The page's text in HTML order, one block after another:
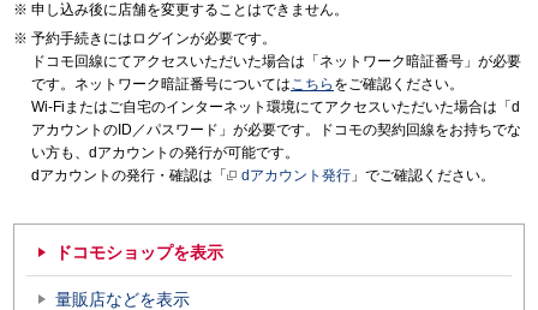
申し込み後に店舗を変更することはできません。
予約手続きにはログインが必要です。
ドコモ回線にてアクセスいただいた場合は「ネットワーク暗証番号」が必要
です。ネットワーク暗証番号についてはこちら をご確認ください。
Wi-Fiまたはご自宅のインターネット環境にてアクセスいただいた場合は「d
アカウントのID／パスワード」が必要です。ドコモの契約回線をお持ちでな
い方も、dアカウントの発行が可能です。
dアカウントの発行・確認は「
dアカウント発行 」でご確認ください。
ドコモショップを表示
量販店などを表示